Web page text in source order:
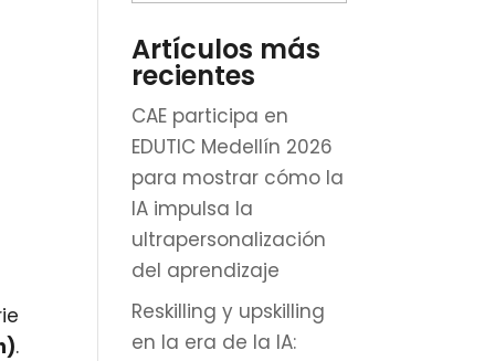
.
Artículos más
recientes
CAE participa en
EDUTIC Medellín 2026
para mostrar cómo la
IA impulsa la
ultrapersonalización
del aprendizaje
Reskilling y upskilling
en la era de la IA: